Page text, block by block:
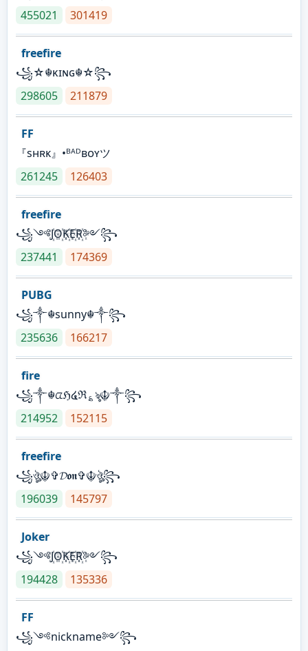
455021
301419
freefire
꧁☆☬κɪɴɢ☬☆꧂
298605
211879
FF
『sʜʀᴋ』•ᴮᴬᴰʙᴏʏツ
261245
126403
freefire
꧁༺J꙰O꙰K꙰E꙰R꙰༻꧂
237441
174369
PUBG
꧁༒☬sunny☬༒꧂
235636
166217
fire
꧁༒☬ᤂℌ໔ℜ؏ৡ☬༒꧂
214952
152115
freefire
꧁ঔৣ☬✞𝓓𝖔𝖓✞☬ঔৣ꧂
196039
145797
Joker
꧁༺J꙰O꙰K꙰E꙰R꙰༻꧂
194428
135336
FF
꧁༺nickname༻꧂